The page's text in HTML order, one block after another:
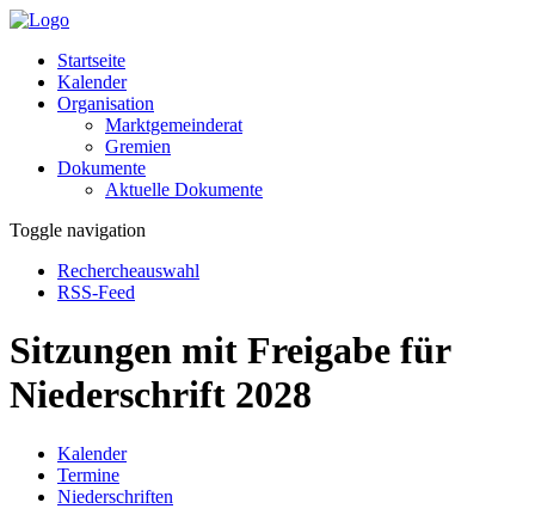
Startseite
Kalender
Organisation
Marktgemeinderat
Gremien
Dokumente
Aktuelle Dokumente
Toggle navigation
Rechercheauswahl
RSS-Feed
Sitzungen mit Freigabe für
Niederschrift 2028
Kalender
Termine
Niederschriften